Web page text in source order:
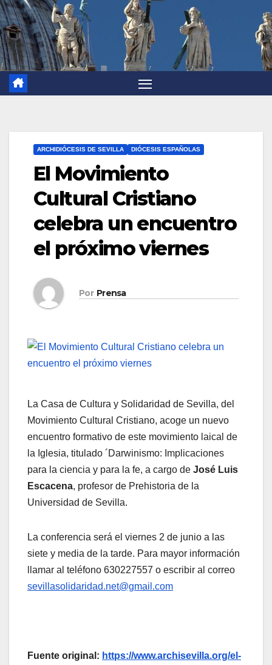
ARCHIDIÓCESIS DE SEVILLA DIÓCESIS ESPAÑOLAS
El Movimiento
Cultural Cristiano
celebra un encuentro
el próximo viernes
Por Prensa
La Casa de Cultura y Solidaridad de Sevilla, del
Movimiento Cultural Cristiano, acoge un nuevo
encuentro formativo de este movimiento laical de
la Iglesia, titulado ´Darwinismo: Implicaciones
para la ciencia y para la fe, a cargo de José Luis
Escacena, profesor de Prehistoria de la
Universidad de Sevilla.
La conferencia será el viernes 2 de junio a las
siete y media de la tarde. Para mayor información
llamar al teléfono 630227557 o escribir al correo
sevillasolidaridad.net@gmail.com
Fuente original: https://www.archisevilla.org/el-